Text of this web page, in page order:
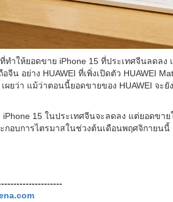
ทำให้ยอดขาย iPhone 15 ที่ประเทศจีนลดลง
จีน อย่าง HUAWEI ที่เพิ่งเปิดตัว HUAWEI
ผยว่า แม้ว่าตอนนี้ยอดขายของ HUAWEI จะ
15 ในประเทศจีนจะลดลง แต่ยอดขาย
กอบการไตรมาสในช่วงต้นเดือนพฤศจิกายนนี้